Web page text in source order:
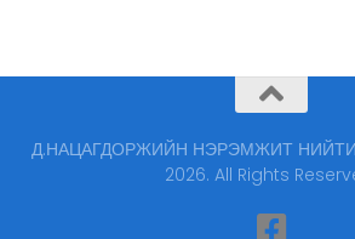
Д.НАЦАГДОРЖИЙН НЭРЭМЖИТ
2026. All Rights